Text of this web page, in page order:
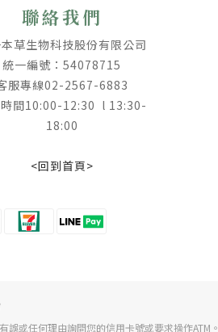
聯絡我們
草生物科技股份有限公司
統一編號：54078715
服專線02-2567-6883
時間10:00-12:30 l 13:30-
18:00
<回到首頁>
或任何理由詢問您的信用卡號或要求操作ATM。